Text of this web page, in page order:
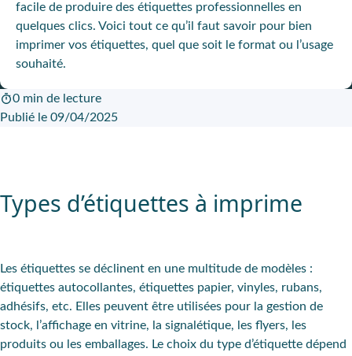
facile de produire des étiquettes professionnelles en
quelques clics. Voici tout ce qu’il faut savoir pour bien
imprimer vos étiquettes, quel que soit le format ou l’usage
souhaité.
0 min de lecture
Publié le 09/04/2025
Types d’étiquettes à imprime
Les étiquettes se déclinent en une multitude de modèles :
étiquettes autocollantes, étiquettes papier, vinyles, rubans,
adhésifs, etc. Elles peuvent être utilisées pour la gestion de
stock, l’affichage en vitrine, la signalétique, les flyers, les
produits ou les emballages. Le choix du type d’étiquette dépend